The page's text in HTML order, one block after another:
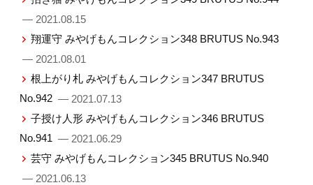
— 2021.08.15
翔運守 みやげもんコレクション348 BRUTUS No.943
— 2021.08.01
根上がり札 みやげもんコレクション347 BRUTUS
No.942 — 2021.07.13
子授け人形 みやげもんコレクション346 BRUTUS
No.941 — 2021.06.29
芸守 みやげもんコレクション345 BRUTUS No.940
— 2021.06.13